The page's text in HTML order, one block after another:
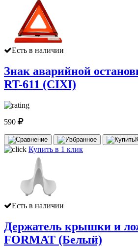
Есть в наличии
Знак аварийной
RT-611 (CIXI)
590
Купить в 1 клик
Есть в наличии
Держатель крышки и
FORMAT (Белый)